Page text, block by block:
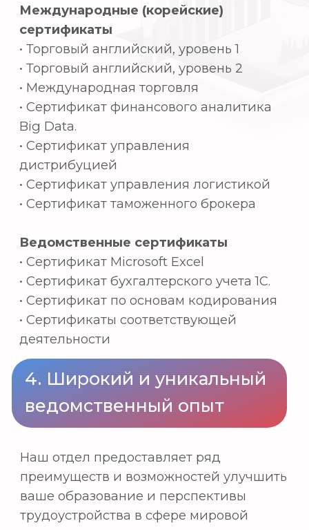
5. Основные сферы
занятости
business, Excellab, Startup)
Проекты общественных работ,
приносящие пользу местным
жителям
Предприятия: Торговые компании,
крупные компании в сфере
производства/услуг и т.д.
Государственный сектор: торговые
ассоциации, различные
Государственные служащие:
Таможенная служба, Национальная
налоговая служба, различные
чиновники, связанные с торговлей.
Аспирантура и исследовательские
институты: прием в престижные
национальные исследовательские
центры, специализирующиеся на
торговле и корпоративной
Контакты